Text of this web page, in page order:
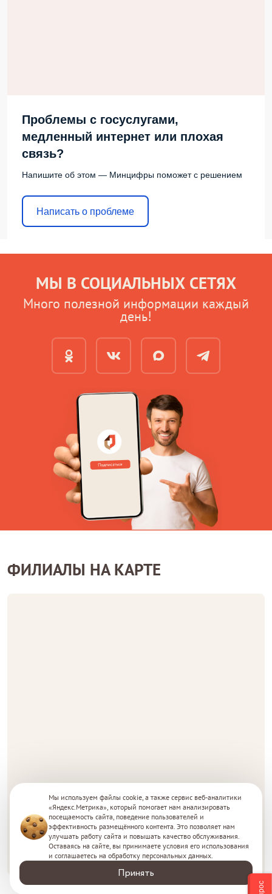
Проблемы с госуслугами,
медленный интернет или плохая
связь?
Напишите об этом — Минцифры поможет с решением
Написать о проблеме
МЫ В СОЦИАЛЬНЫХ СЕТЯХ
Много полезной информации каждый
день!
ФИЛИАЛЫ НА КАРТЕ
Мы используем файлы cookie, а также сервис веб-аналитики
«Яндекс.Метрика», который помогает нам анализировать
посещаемость сайта, поведение пользователей и
эффективность размещённого контента. Это позволяет нам
улучшать работу сайта и повышать качество обслуживания.
Оставаясь на сайте, вы принимаете условия его использования
и соглашаетесь на обработку персональных данных.
Принять